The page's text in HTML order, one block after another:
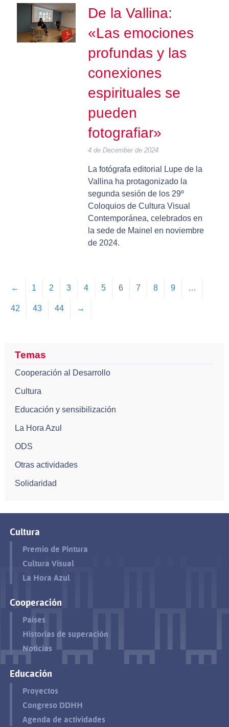
De la Vallina:
«Las emociones
profundas y las
conexiones
espirituales se
pueden
fotografiar»
4 de December de 2024
La fotógrafa editorial Lupe de la
Vallina ha protagonizado la
segunda sesión de los 29º
Coloquios de Cultura Visual
Contemporánea, celebrados en
la sede de Mainel en noviembre
de 2024.
← 1 2 3 4 5 6 7 8 9 …
42 43 44 →
Temas
Cooperación al Desarrollo
Cultura
Educación y sensibilización
La Hora Azul
ODS
Otras actividades
Solidaridad
Cultura
Premio de Pintura
Cultura Visual
La Hora Azul
Cooperación
Países
Historias de superación
Noticias
Educación
Proyectos
Congreso DDHH
Agenda de actividades